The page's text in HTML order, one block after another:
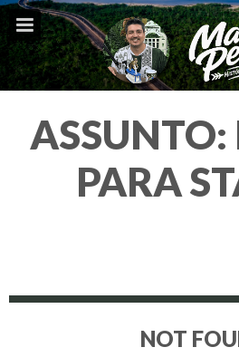
ASSUNTO:
PARA
NOT